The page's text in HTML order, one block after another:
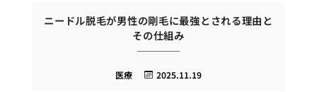
ニードル脱毛が男性の剛毛に最強とされる理由と
その仕組み
2025.11.19
医療